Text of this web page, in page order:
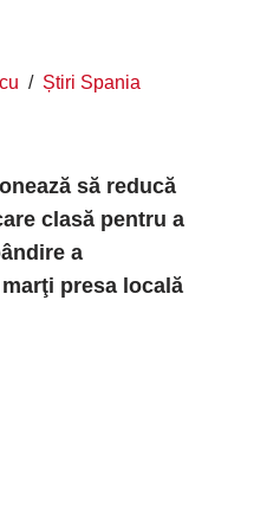
Știri Spania
să reducă
clasă pentru a
a
presa locală